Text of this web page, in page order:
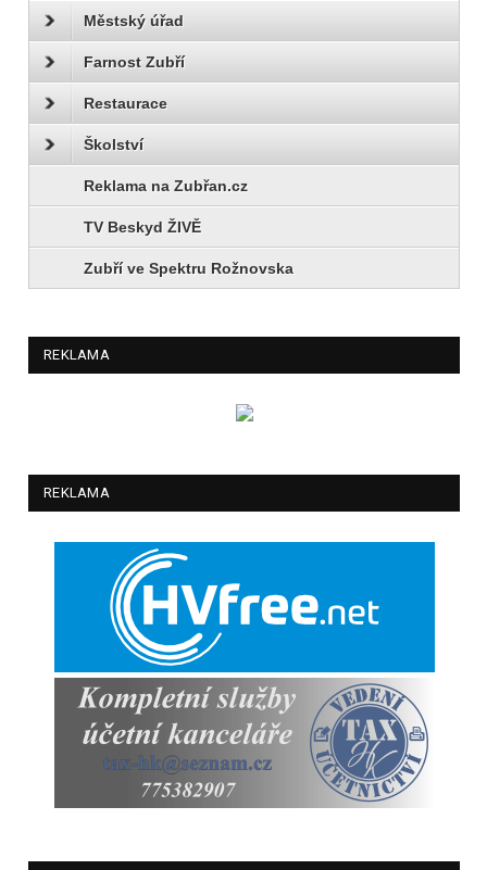
Městský úřad
Farnost Zubří
Restaurace
Školství
Reklama na Zubřan.cz
TV Beskyd ŽIVĚ
Zubří ve Spektru Rožnovska
REKLAMA
REKLAMA